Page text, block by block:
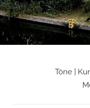
Zum
Inhalt
springen
Martin
Töne |